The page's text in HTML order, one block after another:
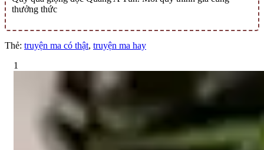
thưởng thức
Thẻ: truyện ma có thật, truyện ma hay
1